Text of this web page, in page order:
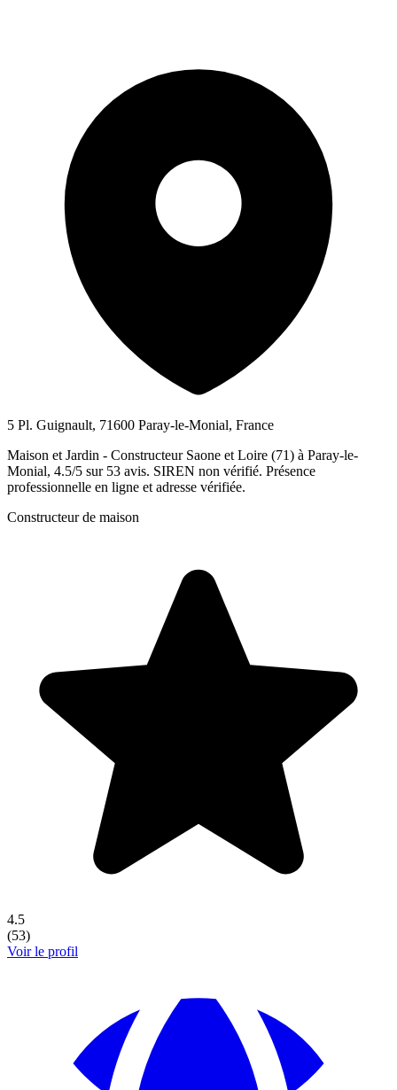
5 Pl. Guignault, 71600 Paray-le-Monial, France
Maison et Jardin - Constructeur Saone et Loire (71) à Paray-le-
Monial, 4.5/5 sur 53 avis. SIREN non vérifié. Présence
professionnelle en ligne et adresse vérifiée.
Constructeur de maison
4.5
(53)
Voir le profil